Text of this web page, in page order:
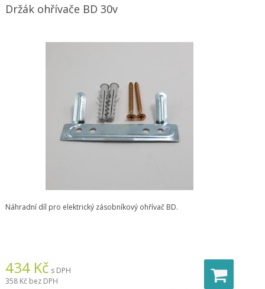
Držák ohřívače BD 30v
Náhradní díl pro elektrický zásobníkový ohřívač BD.
434 Kč s DPH
358 Kč bez DPH